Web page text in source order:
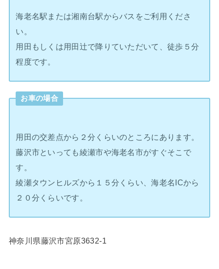
海老名駅または湘南台駅からバスをご利用くださ
い。
用田もしくは用田辻で降りていただいて、徒歩５分
程度です。
お車の場合
用田の交差点から２分くらいのところにあります。
藤沢市といっても綾瀬市や海老名市がすぐそこで
す。
綾瀬タウンヒルズから１５分くらい、海老名ICから
２０分くらいです。
神奈川県藤沢市宮原3632-1